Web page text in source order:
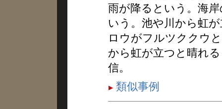
雨が降るという。海
いう。池や川から虹
ロウがフルツククウ
から虹が立つと晴れ
信。
類似事例